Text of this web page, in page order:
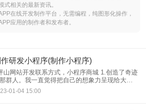
式相关的最新资讯。
在线开发制作平台，无需编程，纯图形化操作，
应用的制作者和发布者。
研发小程序(制作小程序)
网站开发联系方式，小程序商城 1.创造了奇迹
群人。我一直觉得把自己的想象力呈现给大众
件很神奇的事情。即使我的成就很小，但我是
伟大的发明家。大家都知道团队合作远比个人
01-04 15:00